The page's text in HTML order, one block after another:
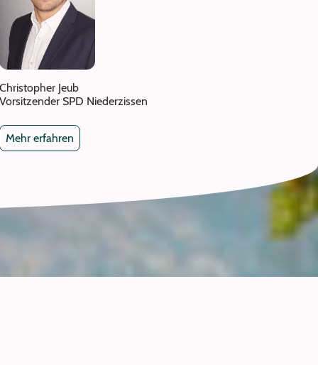
Christopher Jeub
Vorsitzender SPD Niederzissen
Mehr erfahren